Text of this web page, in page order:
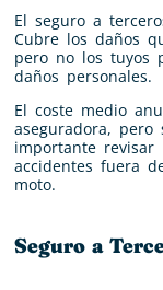
El seguro a
Cubre los daños
pero no los tuyos
daños personales.
El coste medio
aseguradora, pero
importante revisar
accidentes fuera
moto.
Seguro a